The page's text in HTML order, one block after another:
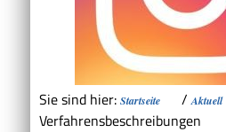
Sie sind hier: Startseite /Aktuell
Verfahrensbeschreibungen